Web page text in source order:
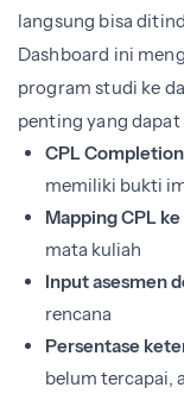
langsung bisa
Dashboard ini
program studi ke
penting yang
CPL Completion
memiliki bukti
Mapping CPL
mata kuliah
Input asesmen
rencana
Persentase
belum tercapai,